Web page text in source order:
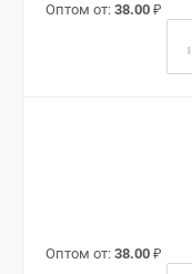
Оптом от: 38.00 ₽
Оптом от: 38.00 ₽